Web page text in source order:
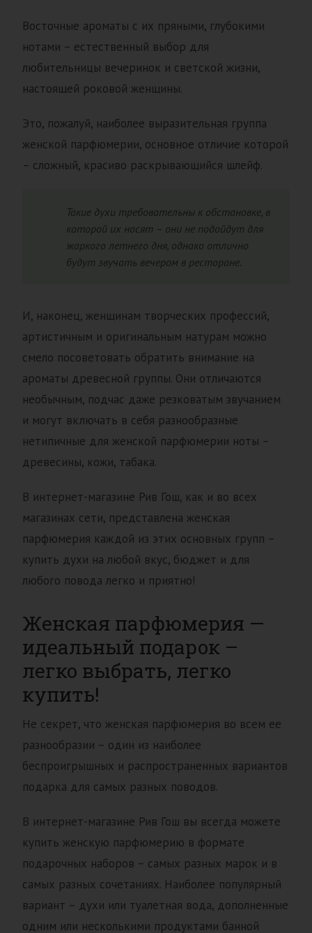
Восточные ароматы с их пряными, глубокими
нотами – естественный выбор для
любительницы вечеринок и светской жизни,
настоящей роковой женщины.
Это, пожалуй, наиболее выразительная группа
женской парфюмерии, основное отличие которой
– сложный, красиво раскрывающийся шлейф.
Такие духи требовательны к обстановке, в
которой их носят – они не подойдут для
жаркого летнего дня, однако отлично
будут звучать вечером в ресторане.
И, наконец, женщинам творческих профессий,
артистичным и оригинальным натурам можно
смело посоветовать обратить внимание на
ароматы древесной группы. Они отличаются
необычным, подчас даже резковатым звучанием
и могут включать в себя разнообразные
нетипичные для женской парфюмерии ноты –
древесины, кожи, табака.
В интернет-магазине Рив Гош, как и во всех
магазинах сети, представлена женская
парфюмерия каждой из этих основных групп –
купить духи на любой вкус, бюджет и для
любого повода легко и приятно!
Женская парфюмерия —
идеальный подарок –
легко выбрать, легко
купить!
Не секрет, что женская парфюмерия во всем ее
разнообразии – один из наиболее
беспроигрышных и распространенных вариантов
подарка для самых разных поводов.
В интернет-магазине Рив Гош вы всегда можете
купить женскую парфюмерию в формате
подарочных наборов – самых разных марок и в
самых разных сочетаниях. Наиболее популярный
вариант – духи или туалетная вода, дополненные
одним или несколькими продуктами банной